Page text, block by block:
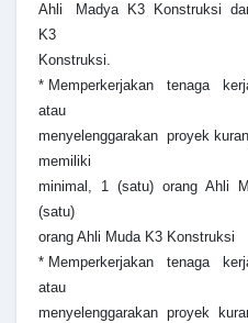
Ahli Madya K3 Konstruksi
K3
Konstruksi.
* Memperkerjakan tenaga
atau
menyelenggarakan proyek
memiliki
minimal, 1 (satu) orang Ahli
(satu)
orang Ahli Muda K3 Konstruksi
* Memperkerjakan tenaga
atau
menyelenggarakan proyek